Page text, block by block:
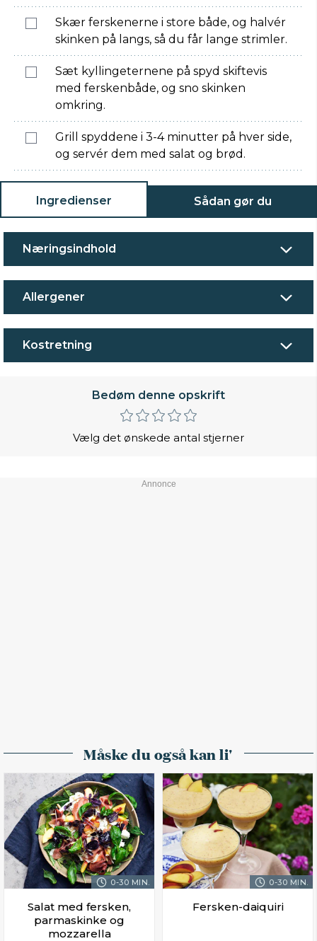
Skær ferskenerne i store både, og halvér
skinken på langs, så du får lange strimler.
Sæt kyllingeternene på spyd skiftevis
med ferskenbåde, og sno skinken
omkring.
Grill spyddene i 3-4 minutter på hver side,
og servér dem med salat og brød.
Ingredienser Sådan gør du
Næringsindhold
Allergener
Kostretning
Bedøm denne opskrift
Vælg det ønskede antal stjerner
Måske du også kan li'
0-30 MIN.
Salat med fersken,
parmaskinke og
mozzarella
0-30 MIN.
Fersken-daiquiri